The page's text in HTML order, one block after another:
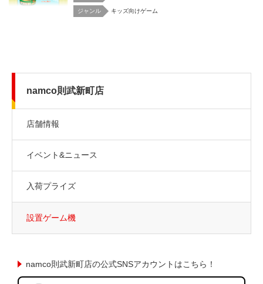
キッズ向けゲーム
namco則武新町店
店舗情報
イベント&ニュース
入荷プライズ
設置ゲーム機
namco則武新町店の公式SNSアカウントはこちら！